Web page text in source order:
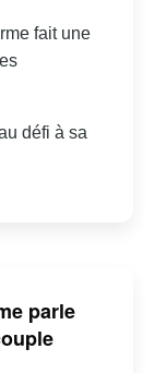
fait une
défi à sa
parle